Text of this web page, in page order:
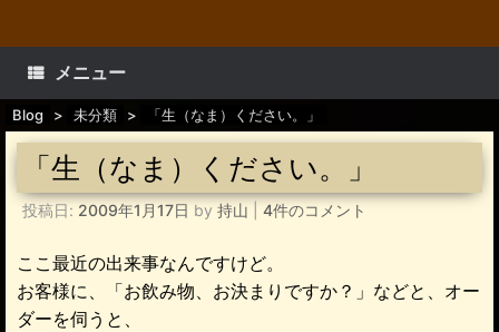
メニュー
Blog > 未分類 > 「生（なま）ください。」
「生（なま）ください。」
投稿日: 2009年1月17日 by 持山 4件のコメント
ここ最近の出来事なんですけど。
お客様に、「お飲み物、お決まりですか？」などと、オー
ダーを伺うと、